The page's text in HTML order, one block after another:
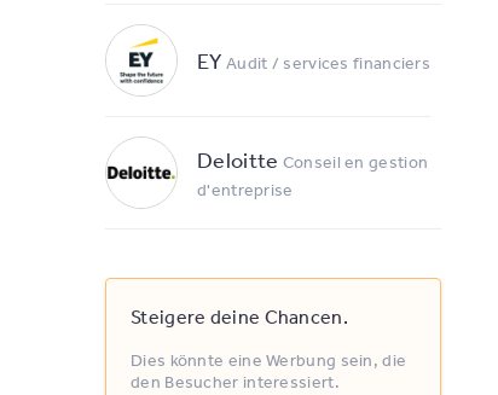
EY Audit / services financiers
Deloitte Conseil en gestion
d'entreprise
Steigere deine Chancen.
Dies könnte eine Werbung sein, die
den Besucher interessiert.